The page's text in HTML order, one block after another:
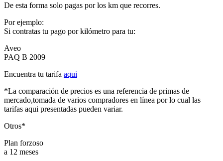
De esta forma solo pagas por los km que recorres.
Por ejemplo:
Si contratas tu pago por kilómetro para tu:
Aveo
PAQ B 2009
Encuentra tu tarifa aqui
*La comparación de precios es una referencia de primas de
mercado,tomada de varios compradores en línea por lo cual las
tarifas aqui presentadas pueden variar.
Otros*
Plan forzoso
a 12 meses